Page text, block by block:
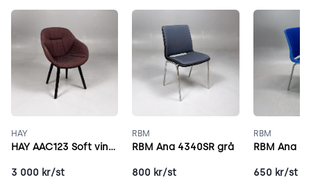
HAY
HAY AAC123 Soft vinröd
3 000 kr/st
RBM
RBM Ana 4340SR grå
800 kr/st
RBM
RBM Ana
650 kr/st